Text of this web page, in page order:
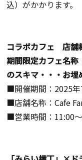
込）がかかります。
コラボカフェ 店舗
期間限定カフェ名
のスキマ・・・お埋
■開催期間：2025
■店舗名称：Cafe
■営業時間：11:00